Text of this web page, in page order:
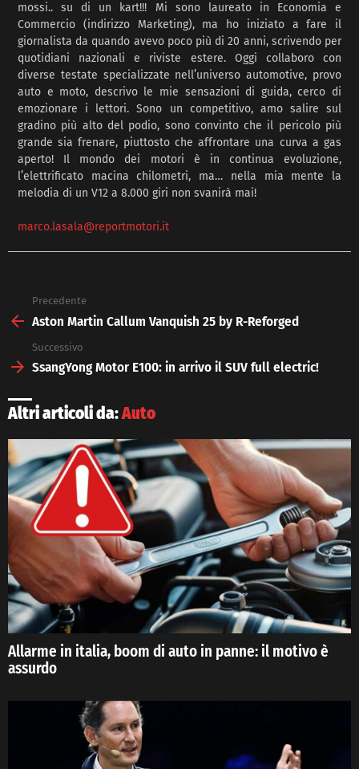
mossi.. su di un kart!!! Mi sono laureato in Economia e
Commercio (indirizzo Marketing), ma ho iniziato a fare il
giornalista da quando avevo poco più di 20 anni, scrivendo per
quotidiani nazionali e riviste estere. Oggi collaboro con
diverse testate specializzate nell’universo automotive, provo
auto e moto, descrivo le mie sensazioni di guida, cerco di
emozionare i lettori. Sono un competitivo, amo salire sul
gradino più alto del podio, sono convinto che il pericolo più
grande sia frenare, piuttosto che affrontare una curva a gas
aperto! Il mondo dei motori è in continua evoluzione,
l’elettrificato macina chilometri, ma… nella mia mente la
melodia di un V12 a 8.000 giri non svanirà mai!
marco.lasala@reportmotori.it
more
Precedente
Aston Martin Callum Vanquish 25 by R-Reforged
Successivo
SsangYong Motor E100: in arrivo il SUV full electric!
Altri articoli da:Auto
Allarme in italia, boom di auto in panne: il motivo è
assurdo